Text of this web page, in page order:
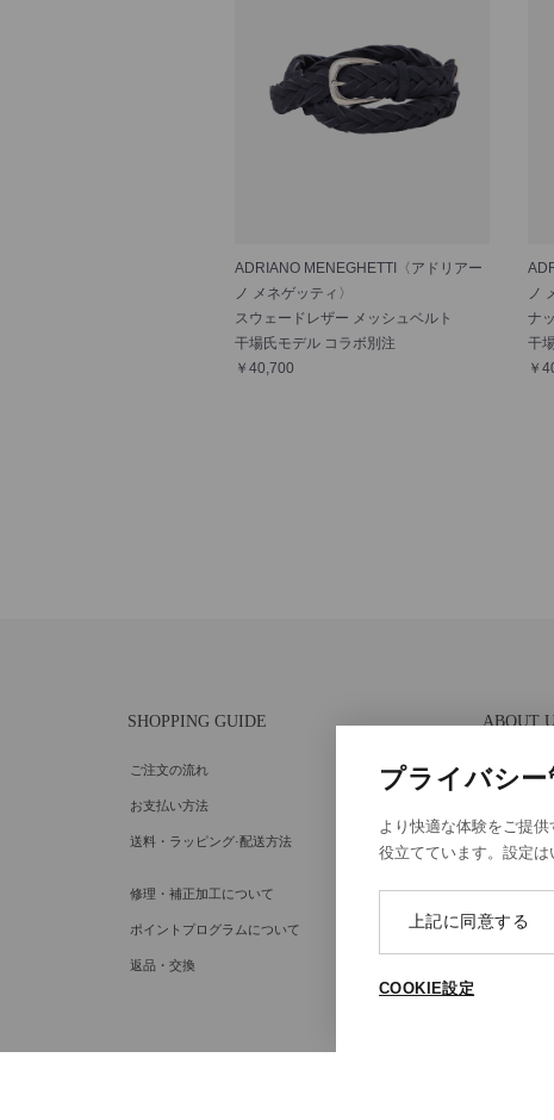
ADRIANO MENEGHETTI〈アドリアー
ノ メネゲッティ〉
スウェードレザー メッシュベルト
干場氏モデル コラボ別注
￥40,700
ノ
ナ
干
￥
SHOPPING GUIDE
ご注文の流れ
お支払い方法
送料・ラッピング·配送方法
修理・補正加工について
ポイントプログラムについて
返品・交換
ABOUT
個人情報保
プライバシー
より快適な体験をご提
役立てています。設定
上記に同意する
COOKIE設定